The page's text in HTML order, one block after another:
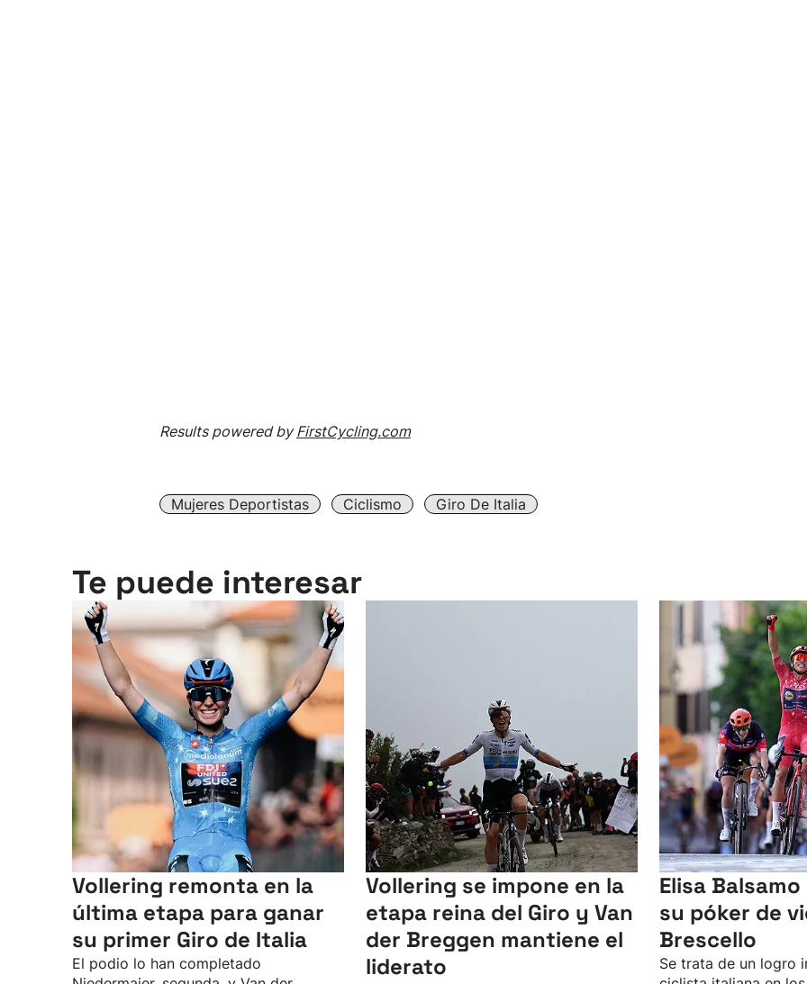
Results powered byFirstCycling.com
Mujeres Deportistas Ciclismo Giro De Italia
Te puede interesar
Vollering remonta en la
última etapa para ganar
su primer Giro de Italia
El podio lo han completado
Vollering se impone en la
etapa reina del Giro y Van
der Breggen mantiene el
liderato
Elisa
su póker de
Brescello
Se trata de un logro